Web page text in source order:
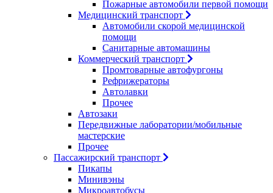
Пожарные автомобили первой помощи
Медицинский транспорт
Автомобили скорой медицинской
помощи
Санитарные автомашины
Коммерческий транспорт
Промтоварные автофургоны
Рефрижераторы
Автолавки
Прочее
Автозаки
Передвижные лаборатории/мобильные
мастерские
Прочее
Пассажирский транспорт
Пикапы
Минивэны
Микроавтобусы